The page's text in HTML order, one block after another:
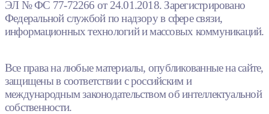
ЭЛ № ФС 77-72266 от 24.01.2018. Зарегистрировано
Федеральной службой по надзору в сфере связи,
информационных технологий и массовых коммуникаций.
Все права на любые материалы, опубликованные на сайте,
защищены в соответствии с российским и
международным законодательством об интеллектуальной
собственности.